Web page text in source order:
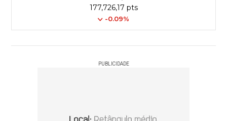
177,726,17 pts
-0.09%
PUBLICIDADE